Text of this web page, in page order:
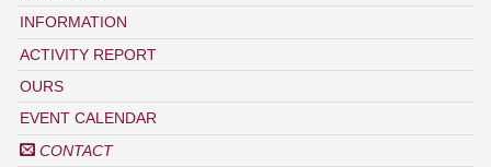
INFORMATION
ACTIVITY REPORT
OURS
EVENT CALENDAR
CONTACT